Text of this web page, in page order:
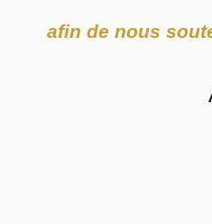
afin de nous